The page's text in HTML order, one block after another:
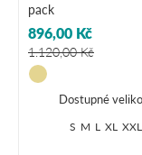
pack
896,00 Kč
1.120,00 Kč
Dostupné
S M L XL XXL